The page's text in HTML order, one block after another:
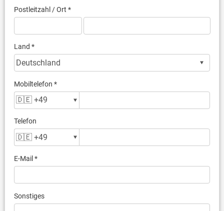
Postleitzahl / Ort *
Land *
Mobiltelefon *
Telefon
E-Mail *
Sonstiges